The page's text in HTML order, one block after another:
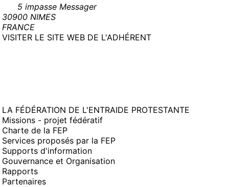
5 impasse Messager
30900 NIMES
FRANCE
VISITER LE SITE WEB DE L'ADHÉRENT(NOUVELLE
LA FÉDÉRATION DE L'ENTRAIDE PROTESTANTE
Missions - projet fédératif
Charte de la FEP
Services proposés par la FEP
Supports d'information
Gouvernance et Organisation
Rapports
Partenaires